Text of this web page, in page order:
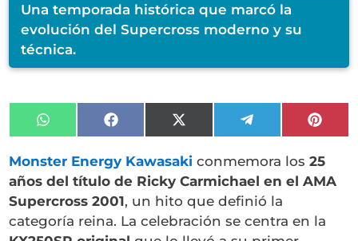
Una temporada histórica que marcó la
evolución del Supercross moderno y su
técnica.
Compartir
en
Compartir
en
Compartir
en
X
(Twitter)
Compartir
en
Telegram
en
Monster Energy Kawasaki conmemora los25
años del título de Ricky Carmichael en el AMA
Supercross 2001, un hito que definió la
categoría reina. La celebración se centra en la